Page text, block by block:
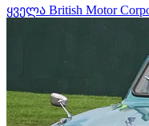
ყველა British Motor